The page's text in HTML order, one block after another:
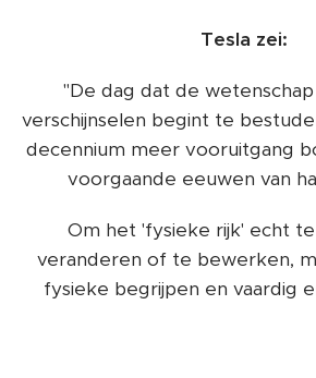
Tesla zei:
"De dag dat de
verschijnselen begint te
decennium meer vooruitgang
voorgaande eeuwen van
Om het 'fysieke rijk' echt
veranderen of te bewerken,
fysieke begrijpen en vaardig